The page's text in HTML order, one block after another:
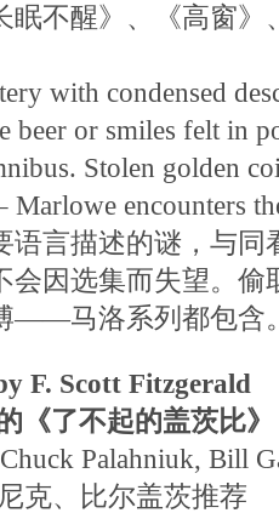
眠不醒》、《高窗》
with condensed
beer or smiles felt in
Stolen golden
Marlowe encounters
语言描述的谜，与同
会因选集而失望。偷
——马洛系列都包含
F. Scott Fitzgerald
《了不起的盖茨比》
Palahniuk, Bill
克、比尔盖茨推荐